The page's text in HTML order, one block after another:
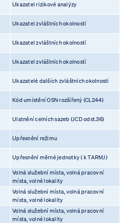
Ukazatel rizikové analýzy
Ukazatel zvláštních okolností
Ukazatel zvláštních okolností
Ukazatel zvláštních okolností
Ukazatelé dalších zvláštních okolností
Kód umístění OSN rozšířený (CL244)
Ulatnění celních sazeb (JCD odst.36)
Upřesnění režimu
Upřesnění měrné jednotky ( k TARMJ)
Volná služební místa, volná pracovní
místa, volné lokality
Volná služební místa, volná pracovní
místa, volné lokality
Volná služební místa, volná pracovní
místa, volné lokality